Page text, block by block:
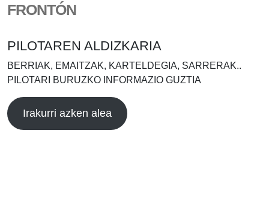
FRONTÓN
PILOTAREN ALDIZKARIA
BERRIAK, EMAITZAK, KARTELDEGIA, SARRERAK..
PILOTARI BURUZKO INFORMAZIO GUZTIA
Irakurri azken alea